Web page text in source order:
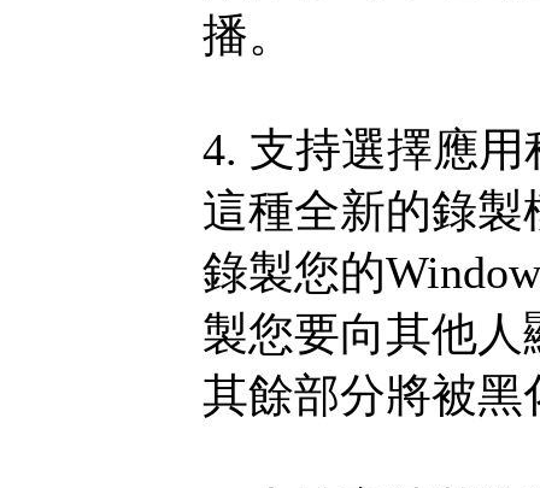
播。
4. 支持選擇應
這種全新的錄
錄製您的
製您要向其他
其餘部分將被